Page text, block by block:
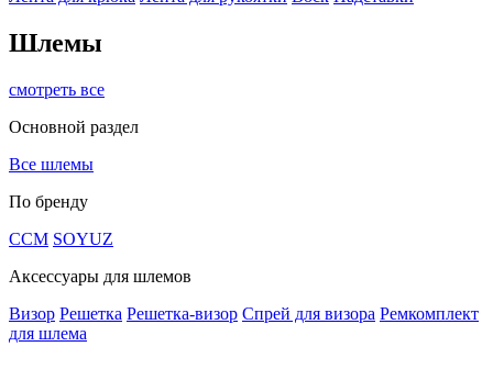
Шлемы
смотреть все
Основной раздел
Все шлемы
По бренду
CCM SOYUZ
Аксессуары для шлемов
Визор Решетка Решетка-визор Спрей для визора Ремкомплект
для шлема